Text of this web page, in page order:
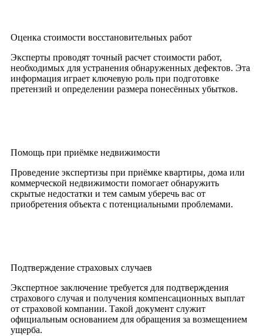
Оценка стоимости восстановительных работ
Эксперты проводят точный расчет стоимости работ,
необходимых для устранения обнаруженных дефектов. Эта
информация играет ключевую роль при подготовке
претензий и определении размера понесённых убытков.
Помощь при приёмке недвижимости
Проведение экспертизы при приёмке квартиры, дома или
коммерческой недвижимости помогает обнаружить
скрытые недостатки и тем самым уберечь вас от
приобретения объекта с потенциальными проблемами.
Подтверждение страховых случаев
Экспертное заключение требуется для подтверждения
страхового случая и получения компенсационных выплат
от страховой компании. Такой документ служит
официальным основанием для обращения за возмещением
ущерба.